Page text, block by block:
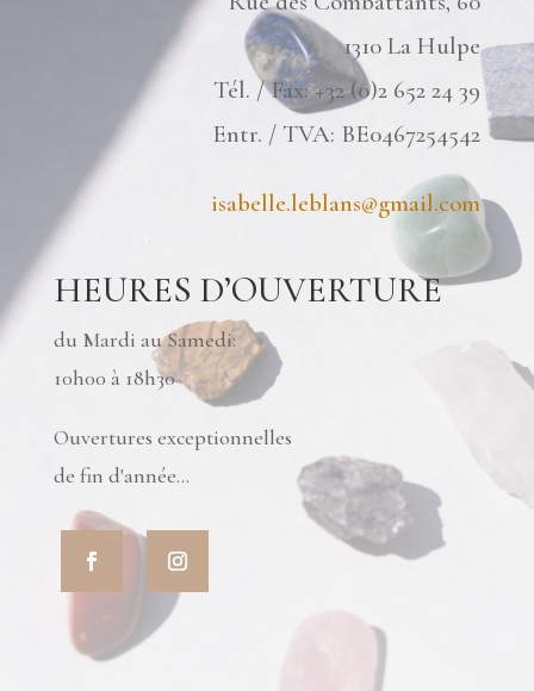
1310 La Hulpe
Tél. / Fax: +32 (0)2 652 24 39
Entr. / TVA: BE0467254542
isabelle.leblans@gmail.com
HEURES D’OUVERTURE
du Mardi au Samedi:
10h00 à 18h30
Ouvertures exceptionnelles
de fin d'année...